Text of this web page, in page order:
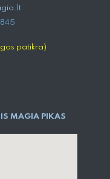
patikra)
MAGIA PIKAS